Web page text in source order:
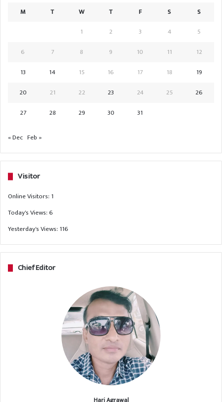
M T W T F S
S
1
2 3 4
5
6
7 8 9 10 11
12
13
14 15 16 17 18
19
20
21 22 23 24 25
26
27
28 29 30 31
« Dec Feb »
Visitor
Online Visitors: 1
Today's Views:6
Yesterday's Views: 116
Chief Editor